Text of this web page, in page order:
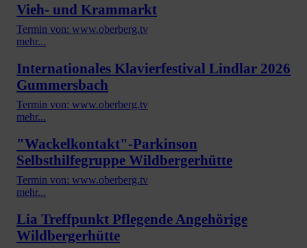
Vieh- und Krammarkt
Termin von: www.oberberg.tv
mehr...
Internationales Klavierfestival Lindlar 2026
Gummersbach
Termin von: www.oberberg.tv
mehr...
"Wackelkontakt"-Parkinson
Selbsthilfegruppe Wildbergerhütte
Termin von: www.oberberg.tv
mehr...
Lia Treffpunkt Pflegende Angehörige
Wildbergerhütte